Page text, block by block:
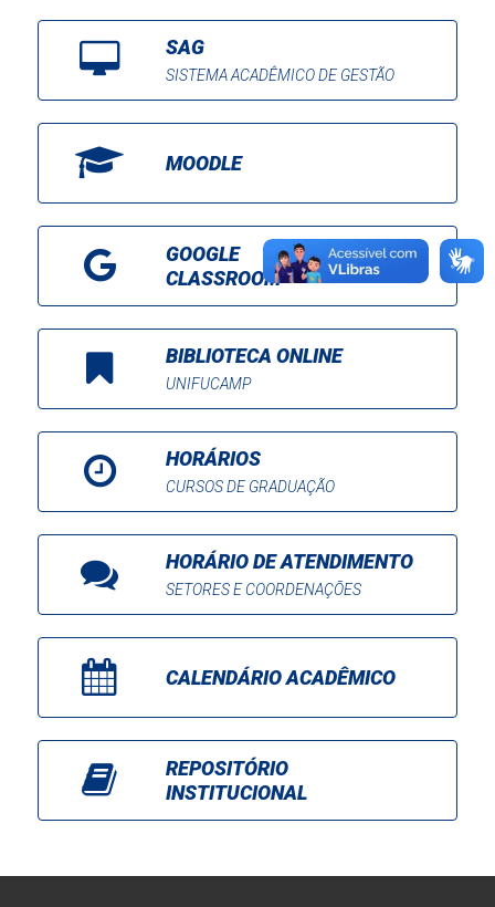
SAG
SISTEMA ACADÊMICO DE GESTÃO
MOODLE
GOOGLE
CLASSROOM
BIBLIOTECA ONLINE
UNIFUCAMP
HORÁRIOS
CURSOS DE GRADUAÇÃO
HORÁRIO DE ATENDIMENTO
SETORES E COORDENAÇÕES
CALENDÁRIO ACADÊMICO
REPOSITÓRIO
INSTITUCIONAL